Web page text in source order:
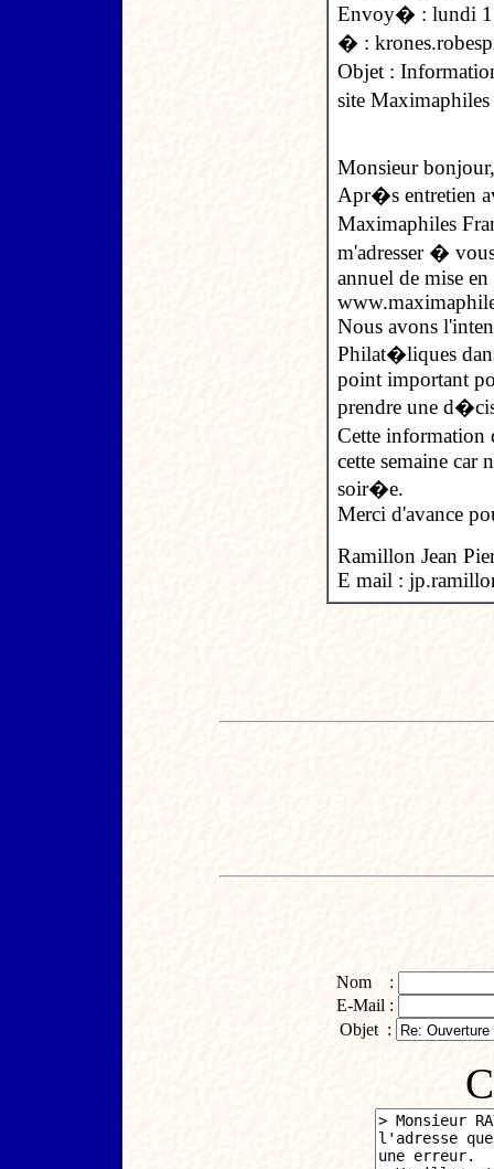
Envoy� : lundi
� :
Objet :
site
Monsieur bonjour,
Apr�s entretien
Maximaphiles
m'adresser �
annuel de mise
Nous avons
Philat�liques
point important
prendre une
Cette information
cette semaine car
soir�e.
Merci d'avance
Ramillon Jean
E mail :
Nom :
E-Mail :
Objet :